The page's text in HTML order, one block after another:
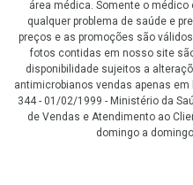
área médica. Somente o
qualquer problema de saúde e
preços e as promoções são
fotos contidas em nosso site
disponibilidade sujeitos a
antimicrobianos vendas apenas
344 - 01/02/1999 - Ministério da
de Vendas e Atendimento ao
domingo a